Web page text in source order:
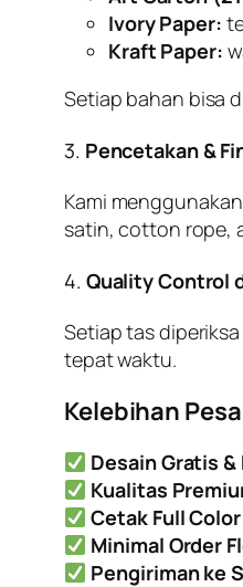
Ivory Paper:
Kraft Paper:
Setiap bahan bisa
3. Pencetakan &
Kami
satin, cotton rope,
4. Quality Control
Setiap tas
tepat waktu.
Kelebihan
Desain Gratis &
Kualitas
Cetak Full
Minimal Order
Pengiriman ke